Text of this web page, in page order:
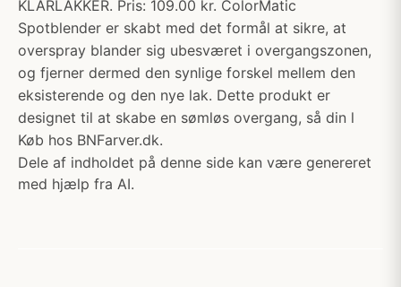
KLARLAKKER. Pris: 109.00 kr. ColorMatic
Spotblender er skabt med det formål at sikre, at
overspray blander sig ubesværet i overgangszonen,
og fjerner dermed den synlige forskel mellem den
eksisterende og den nye lak. Dette produkt er
designet til at skabe en sømløs overgang, så din l
Køb hos BNFarver.dk.
Dele af indholdet på denne side kan være genereret
med hjælp fra AI.